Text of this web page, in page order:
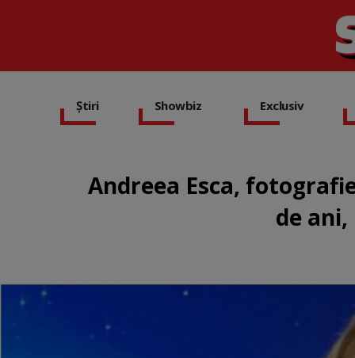
Știri Showbiz Exclusiv
Andreea Esca,
de